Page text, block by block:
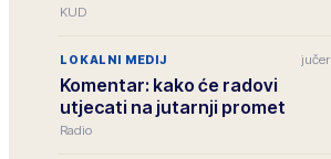
KUD
LOKALNI MEDIJ jučer
Komentar: kako će radovi
utjecati na jutarnji promet
Radio